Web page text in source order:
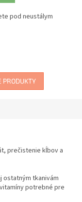
pod neustálym
PRODUKTY
prečistenie kĺbov a
ostatným tkanivám
potrebné pre